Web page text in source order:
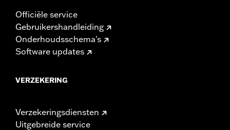
Officiële service
Gebruikershandleiding
Onderhoudsschema's
Software updates
VERZEKERING
Verzekeringsdiensten
Uitgebreide service